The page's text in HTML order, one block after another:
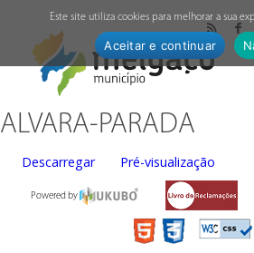
ALVARA-PARADA
Descarregar Pré-visualização
Powered by
Este site utiliza cookies para melhorar a sua
Aceitar e continuar